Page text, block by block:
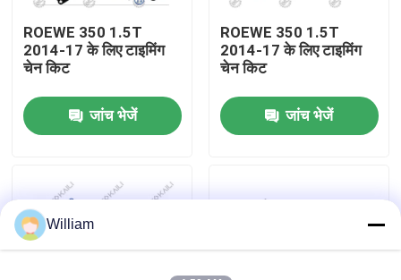
गुणवत्ता नियंत्रण
हमसे संपर्क करें
बोली मांगें
ROEWE 350 1.5T
2014-17 के लिए टाइमिंग
चेन किट
जांच भेजें
ROEWE 350 1.5T
2014-17 के लिए टाइमिंग
चेन किट
जांच भेजें
William